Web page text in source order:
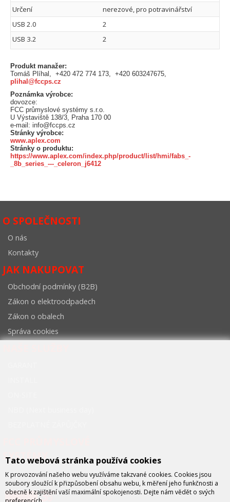
Určení
nerezové, pro potravinářství
USB 2.0
2
USB 3.2
2
Produkt manažer:
Tomáš Plíhal, +420 472 774 173, +420 603247675,
plihal@fccps.cz
Poznámka výrobce:
dovozce:
FCC průmyslové systémy s.r.o.
U Výstaviště 138/3, Praha 170 00
e-mail: info@fccps.cz
Stránky výrobce:
www.aplex.com
Stránky o produktu:
https://www.aplex.com/index.php/product/list/hmi/fabs_-
_8b_series_---_celeron_j6412
O SPOLEČNOSTI
O nás
Kontakty
JAK NAKUPOVAT
Obchodní podmínky (B2B)
Zákon o elektroodpadech
Zákon o obalech
Správa cookies
SYSTÉMY
Tato webová stránka používá cookies
K provozování našeho webu využíváme takzvané cookies. Cookies jsou
soubory sloužící k přizpůsobení obsahu webu, k měření jeho funkčnosti a
obecně k zajištění vaší maximální spokojenosti. Dejte nám vědět o svých